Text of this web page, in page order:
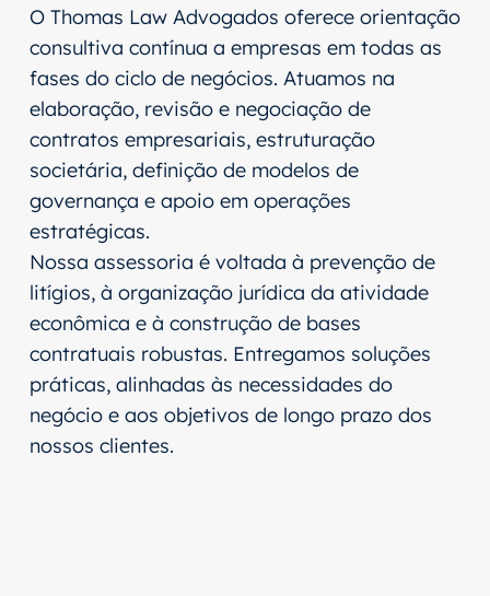
O Thomas Law Advogados oferece orientação
consultiva contínua a empresas em todas as
fases do ciclo de negócios. Atuamos na
elaboração, revisão e negociação de
contratos empresariais, estruturação
societária, definição de modelos de
governança e apoio em operações
estratégicas.
Nossa assessoria é voltada à prevenção de
litígios, à organização jurídica da atividade
econômica e à construção de bases
contratuais robustas. Entregamos soluções
práticas, alinhadas às necessidades do
negócio e aos objetivos de longo prazo dos
nossos clientes.